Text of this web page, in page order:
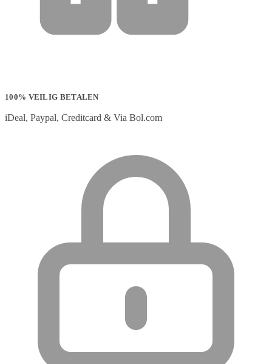
100% VEILIG BETALEN
iDeal, Paypal, Creditcard & Via Bol.com